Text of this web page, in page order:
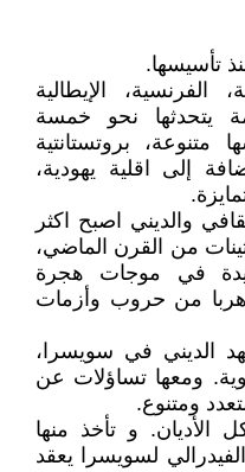
تأسيسها.
الفرنسية، الإيطالية
يتحدثها نحو خمسة
بروتستانتية
إلى اقلية يهودية،
والديني اصبح اكثر
من القرن الماضي،
في موجات هجرة
هربا من حروب وأزمات
الديني في سويسرا،
ومعها تساؤلات عن
ومتنوع.
الأديان. و تأخذ منها
لسويسرا يعقد